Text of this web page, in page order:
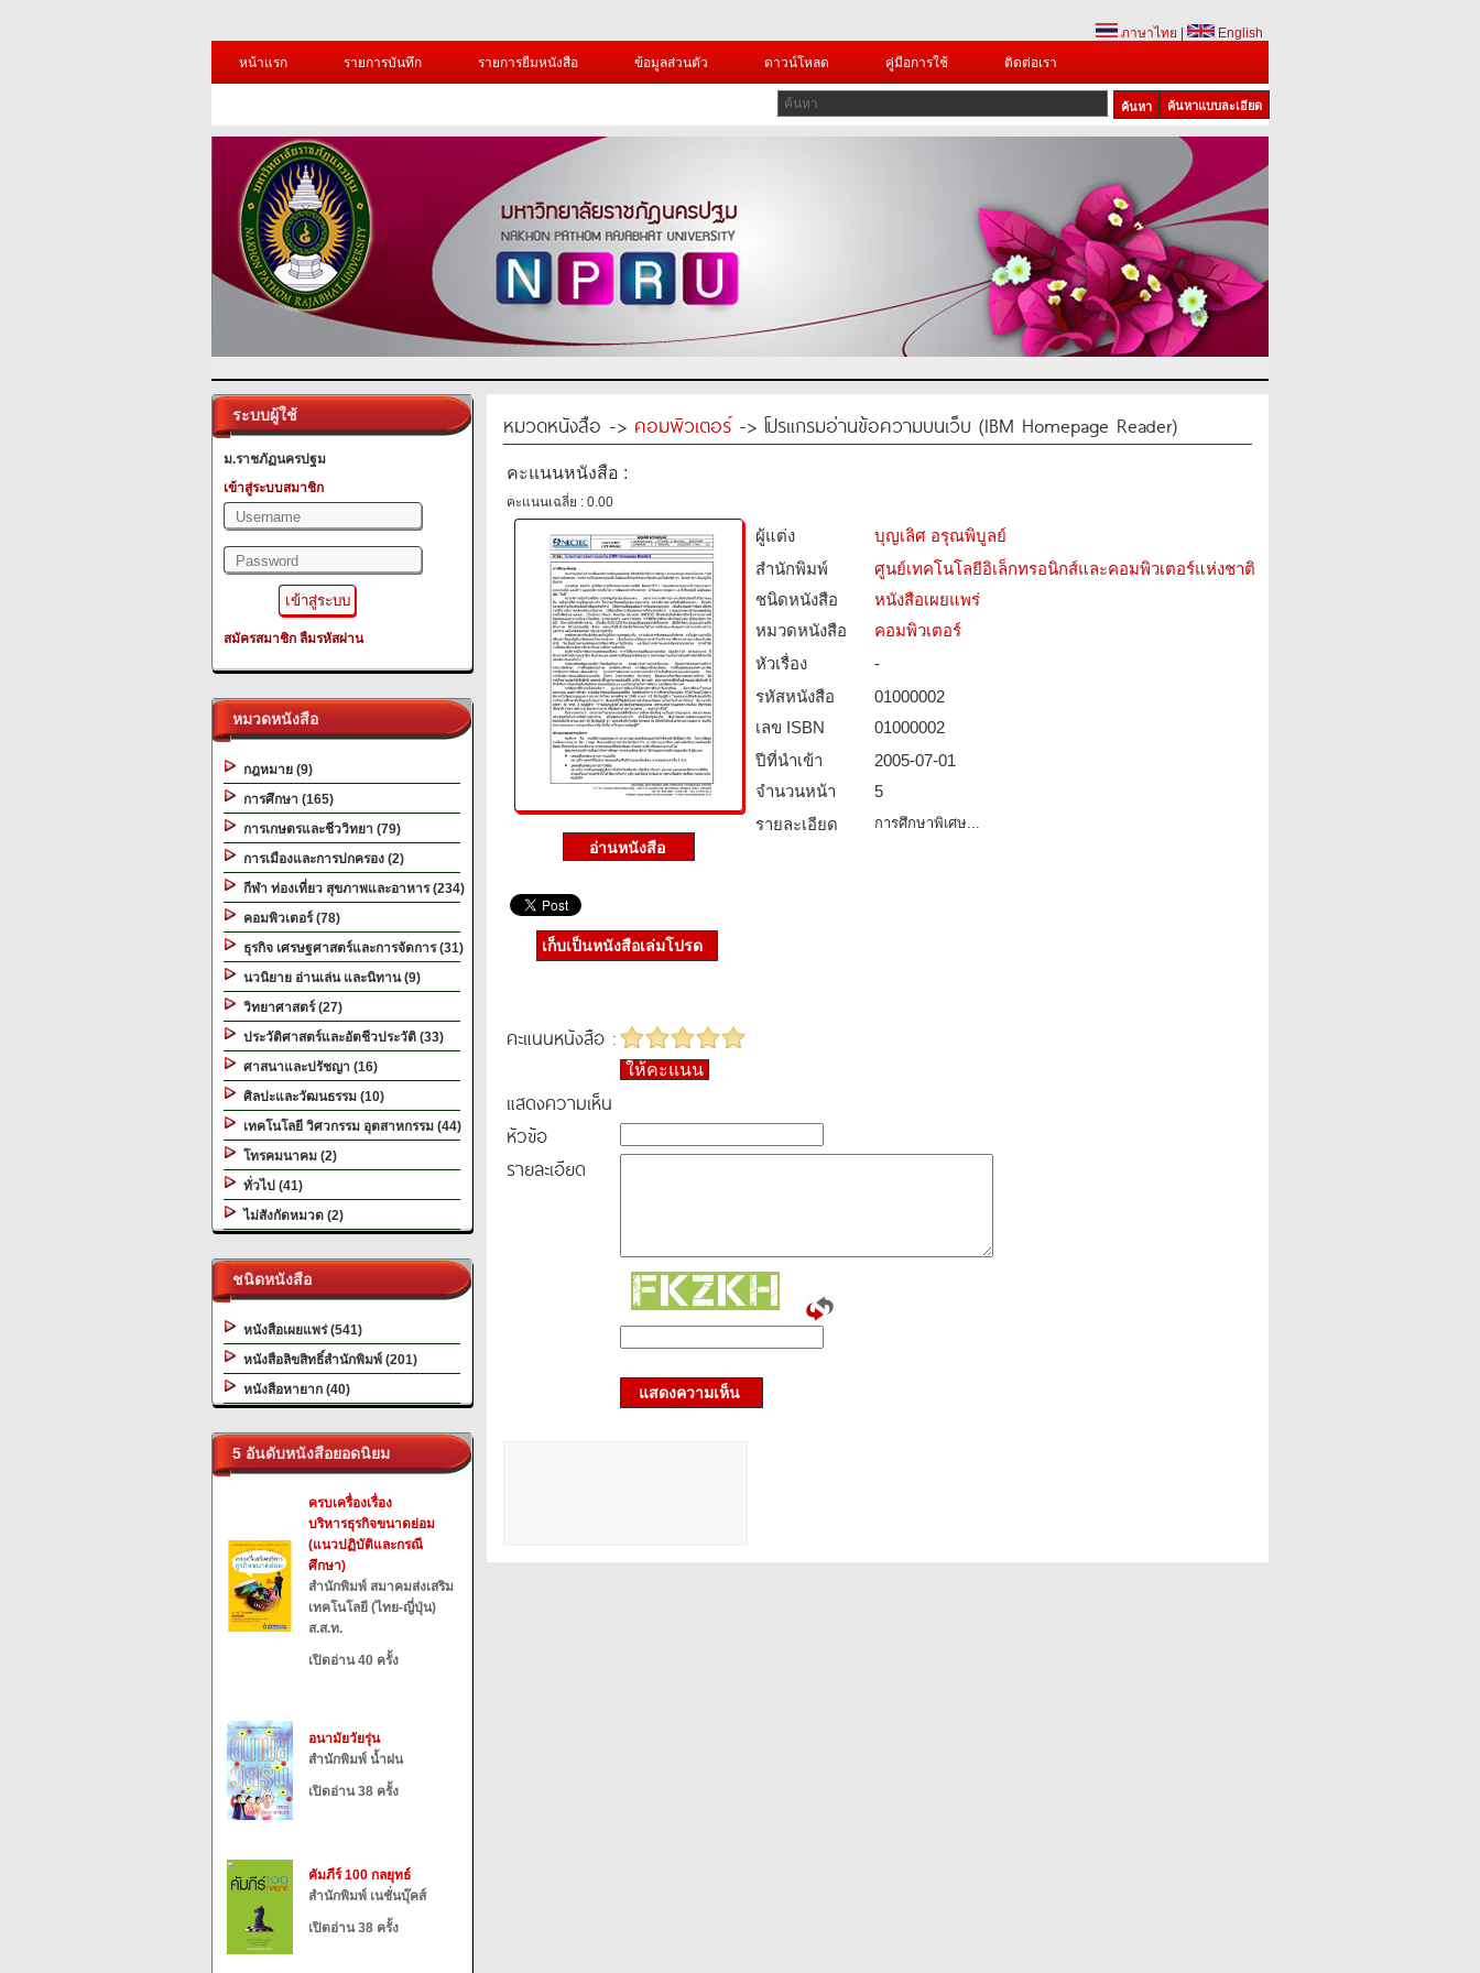
ภาษาไทย
English
หน้าแรก
รายการบันทึก รายการยืมหนังสือ ข้อมูลส่วนตัว ดาวน์โหลด คู่มือการใช้ ติดต่อเรา
ค้นหาแบบละเอียด
ระบบผู้ใช้
ม.ราชภัฏนครปฐม
เข้าสู่ระบบสมาชิก
สมัครสมาชิก ลืมรหัสผ่าน
หมวดหนังสือ
กฎหมาย (9)
การศึกษา (165)
การเกษตรและชีววิทยา (79)
การเมืองและการปกครอง (2)
กีฬา ท่องเที่ยว สุขภาพและอาหาร (234)
คอมพิวเตอร์ (78)
ธุรกิจ เศรษฐศาสตร์และการจัดการ (31)
นวนิยาย อ่านเล่น และนิทาน (9)
วิทยาศาสตร์ (27)
ประวัติศาสตร์และอัตชีวประวัติ (33)
ศาสนาและปรัชญา (16)
ศิลปะและวัฒนธรรม (10)
เทคโนโลยี วิศวกรรม อุตสาหกรรม (44)
โทรคมนาคม (2)
ทั่วไป (41)
ไม่สังกัดหมวด (2)
ชนิดหนังสือ
หนังสือเผยแพร่ (541)
หนังสือลิขสิทธิ์สำนักพิมพ์ (201)
หนังสือหายาก (40)
5 อันดับหนังสือยอดนิยม
ครบเครื่องเรื่อง
บริหารธุรกิจขนาดย่อม
(แนวปฏิบัติและกรณี
ศึกษา)
สำนักพิมพ์ สมาคมส่งเสริม
เทคโนโลยี (ไทย-ญี่ปุ่น)
ส.ส.ท.
เปิดอ่าน 40 ครั้ง
อนามัยวัยรุ่น
สำนักพิมพ์ น้ำฝน
เปิดอ่าน 38 ครั้ง
คัมภีร์ 100 กลยุทธ์
สำนักพิมพ์ เนชั่นบุ๊คส์
เปิดอ่าน 38 ครั้ง
หมวดหนังสือ -> คอมพิวเตอร์-> โปรแกรมอ่านข้อความบนเว็บ (IBM Homepage Reader)
คะแนนหนังสือ :
คะแนนเฉลี่ย : 0.00
ผู้แต่ง
บุญเลิศ อรุณพิบูลย์
สำนักพิมพ์
ศูนย์เทคโนโลยีอิเล็กทรอนิกส์และคอมพิวเตอร์แห่งชาติ
ชนิดหนังสือ­
หนังสือเผยแพร่
หมวดหนังสือ­
คอมพิวเตอร์
หัวเรื่อง
-
รหัสหนังสือ­
01000002
เลข ISBN
01000002
ปีที่นำเข้า
2005-07-01
จำนวนหน้า
5
รายละเอียด
การศึกษาพิเศษ...
เก็บเป็นหนังสือเล่มโปรด
คะแนนหนังสือ :
ให้คะแนน
แสดงความเห็น
หัวข้อ
รายละเอียด
แสดงความเห็น